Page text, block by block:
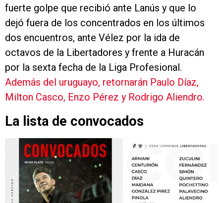
fuerte golpe que recibió ante Lanús y que lo
dejó fuera de los concentrados en los últimos
dos encuentros, ante Vélez por la ida de
octavos de la Libertadores y frente a Huracán
por la sexta fecha de la Liga Profesional.
Además del uruguayo, retornarán Paulo Díaz,
Milton Casco, Enzo Pérez y Rodrigo Aliendro.
La lista de convocados